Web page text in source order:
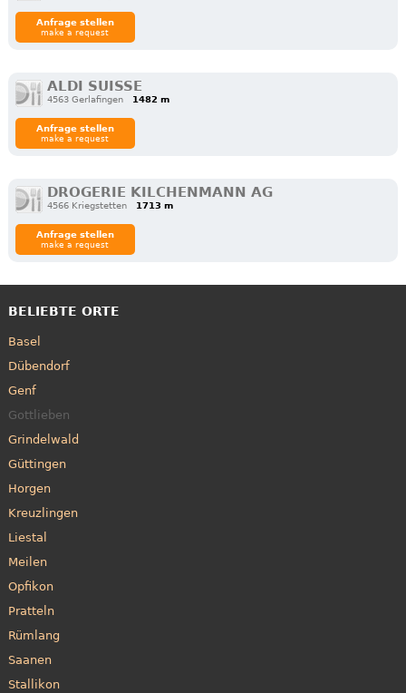
Anfrage stellen
make a request
ALDI SUISSE
4563 Gerlafingen 1482 m
Anfrage stellen
make a request
DROGERIE KILCHENMANN AG
4566 Kriegstetten 1713 m
Anfrage stellen
make a request
BELIEBTE ORTE
Basel
Dübendorf
Genf
Gottlieben
Grindelwald
Güttingen
Horgen
Kreuzlingen
Liestal
Meilen
Opfikon
Pratteln
Rümlang
Saanen
Stallikon